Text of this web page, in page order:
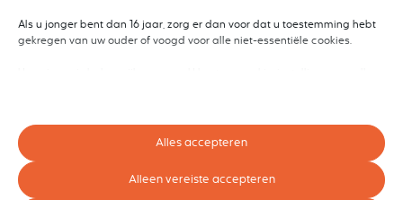
Orlando Heijmerink
"Fijne deskundige trainer"
"Duidelijke training en uitleg"
Als u jonger bent dan 16 jaar, zorg er dan voor dat u toestemming hebt
gekregen van uw ouder of voogd voor alle niet-essentiële cookies.
Houd er rekening mee dat als u ervoor kiest bepaalde soorten cookies
uit te schakelen, dit uw ervaring op de site en de services die wij kunnen
aanbieden, kan beïnvloeden.
Alles accepteren
Alleen vereiste accepteren